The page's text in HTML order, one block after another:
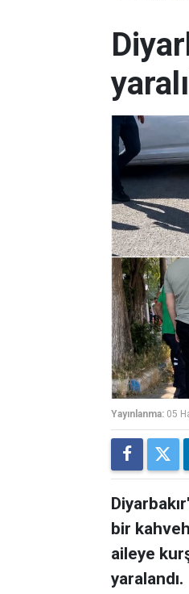
Yayınlanma: 05
bir
aileye
yaralandı.